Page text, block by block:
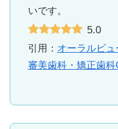
いです。
5.0
引用： オーラルビ
審美歯科・矯正歯科